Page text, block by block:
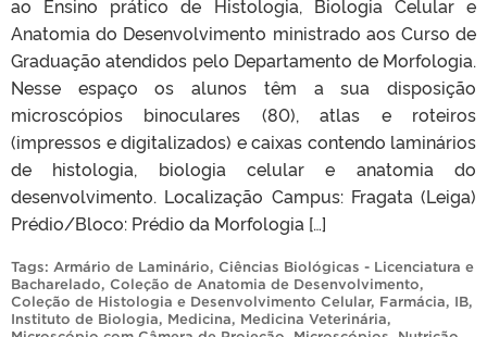
ao Ensino prático de Histologia, Biologia Celular e
Anatomia do Desenvolvimento ministrado aos Curso de
Graduação atendidos pelo Departamento de Morfologia.
Nesse espaço os alunos têm a sua disposição
microscópios binoculares (80), atlas e roteiros
(impressos e digitalizados) e caixas contendo laminários
de histologia, biologia celular e anatomia do
desenvolvimento. Localização Campus: Fragata (Leiga)
Prédio/Bloco: Prédio da Morfologia […]
Tags: Armário de Laminário, Ciências Biológicas - Licenciatura e
Bacharelado, Coleção de Anatomia de Desenvolvimento,
Coleção de Histologia e Desenvolvimento Celular, Farmácia, IB,
Instituto de Biologia, Medicina, Medicina Veterinária,